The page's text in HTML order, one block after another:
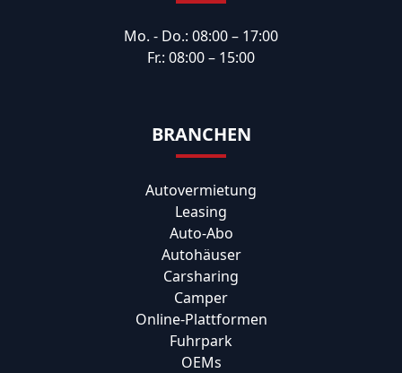
Mo. - Do.: 08:00 – 17:00
Fr.: 08:00 – 15:00
BRANCHEN
Autovermietung
Leasing
Auto-Abo
Autohäuser
Carsharing
Camper
Online-Plattformen
Fuhrpark
OEMs